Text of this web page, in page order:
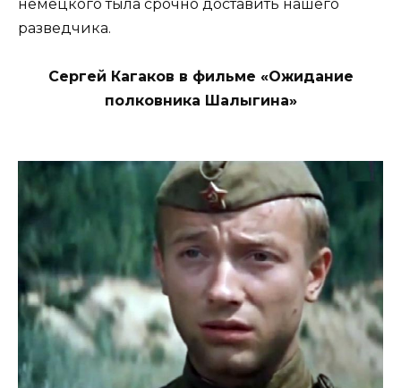
немецкого тыла срочно доставить нашего
разведчика.
Сергей Кагаков в фильме «Ожидание
полковника Шалыгина»